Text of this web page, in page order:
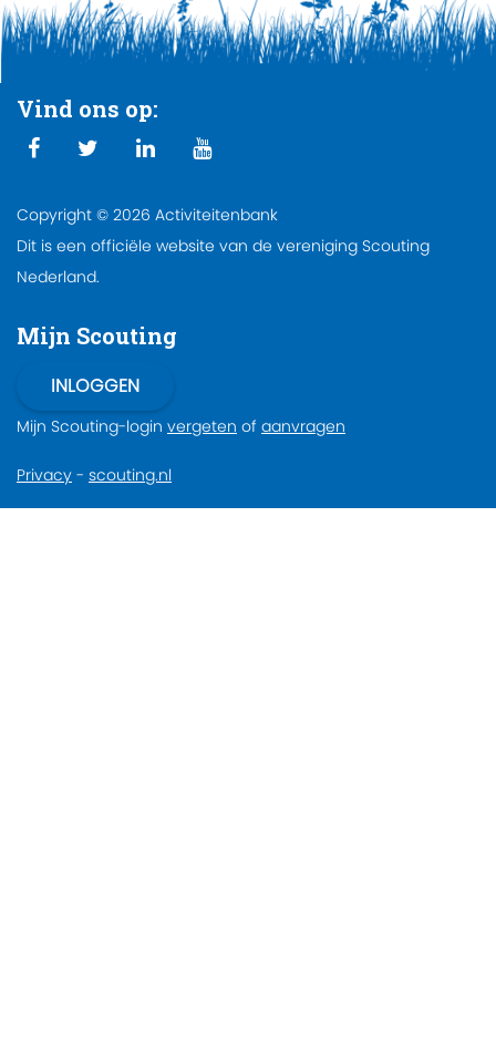
Vind ons op:
Copyright © 2026 Activiteitenbank
Dit is een officiële website van de vereniging Scouting
Nederland.
Mijn Scouting
Mijn Scouting-login vergeten of aanvragen
Privacy - scouting.nl